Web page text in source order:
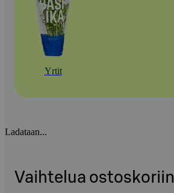
Yrtit
Ladataan...
Vaihtelua ostoskoriin